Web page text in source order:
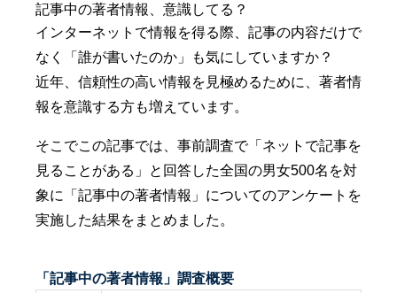
記事中の著者情報、意識してる？
インターネットで情報を得る際、記事の内容だけで
なく「誰が書いたのか」も気にしていますか？
近年、信頼性の高い情報を見極めるために、著者情
報を意識する方も増えています。
そこでこの記事では、事前調査で「ネットで記事を
見ることがある」と回答した全国の男女500名を対
象に「記事中の著者情報」についてのアンケートを
実施した結果をまとめました。
「記事中の著者情報」調査概要